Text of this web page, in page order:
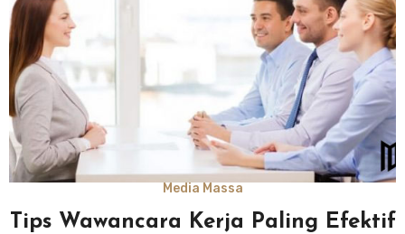
Media Massa
Tips Wawancara Kerja Paling Efektif